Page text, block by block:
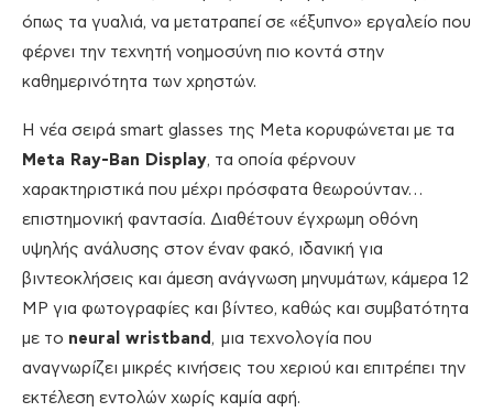
όπως τα γυαλιά, να μετατραπεί σε «έξυπνο» εργαλείο που
φέρνει την τεχνητή νοημοσύνη πιο κοντά στην
καθημερινότητα των χρηστών.
Η νέα σειρά smart glasses της Meta κορυφώνεται με τα
Meta Ray-Ban Display, τα οποία φέρνουν
χαρακτηριστικά που μέχρι πρόσφατα θεωρούνταν…
επιστημονική φαντασία. Διαθέτουν έγχρωμη οθόνη
υψηλής ανάλυσης στον έναν φακό, ιδανική για
βιντεοκλήσεις και άμεση ανάγνωση μηνυμάτων, κάμερα 12
MP για φωτογραφίες και βίντεο, καθώς και συμβατότητα
με το neural wristband , μια τεχνολογία που
αναγνωρίζει μικρές κινήσεις του χεριού και επιτρέπει την
εκτέλεση εντολών χωρίς καμία αφή.